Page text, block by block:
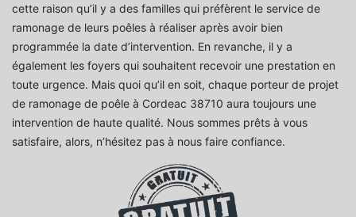
cette raison qu’il y a des familles qui préfèrent le service de
ramonage de leurs poêles à réaliser après avoir bien
programmée la date d’intervention. En revanche, il y a
également les foyers qui souhaitent recevoir une prestation en
toute urgence. Mais quoi qu’il en soit, chaque porteur de projet
de ramonage de poêle à Cordeac 38710 aura toujours une
intervention de haute qualité. Nous sommes prêts à vous
satisfaire, alors, n’hésitez pas à nous faire confiance.